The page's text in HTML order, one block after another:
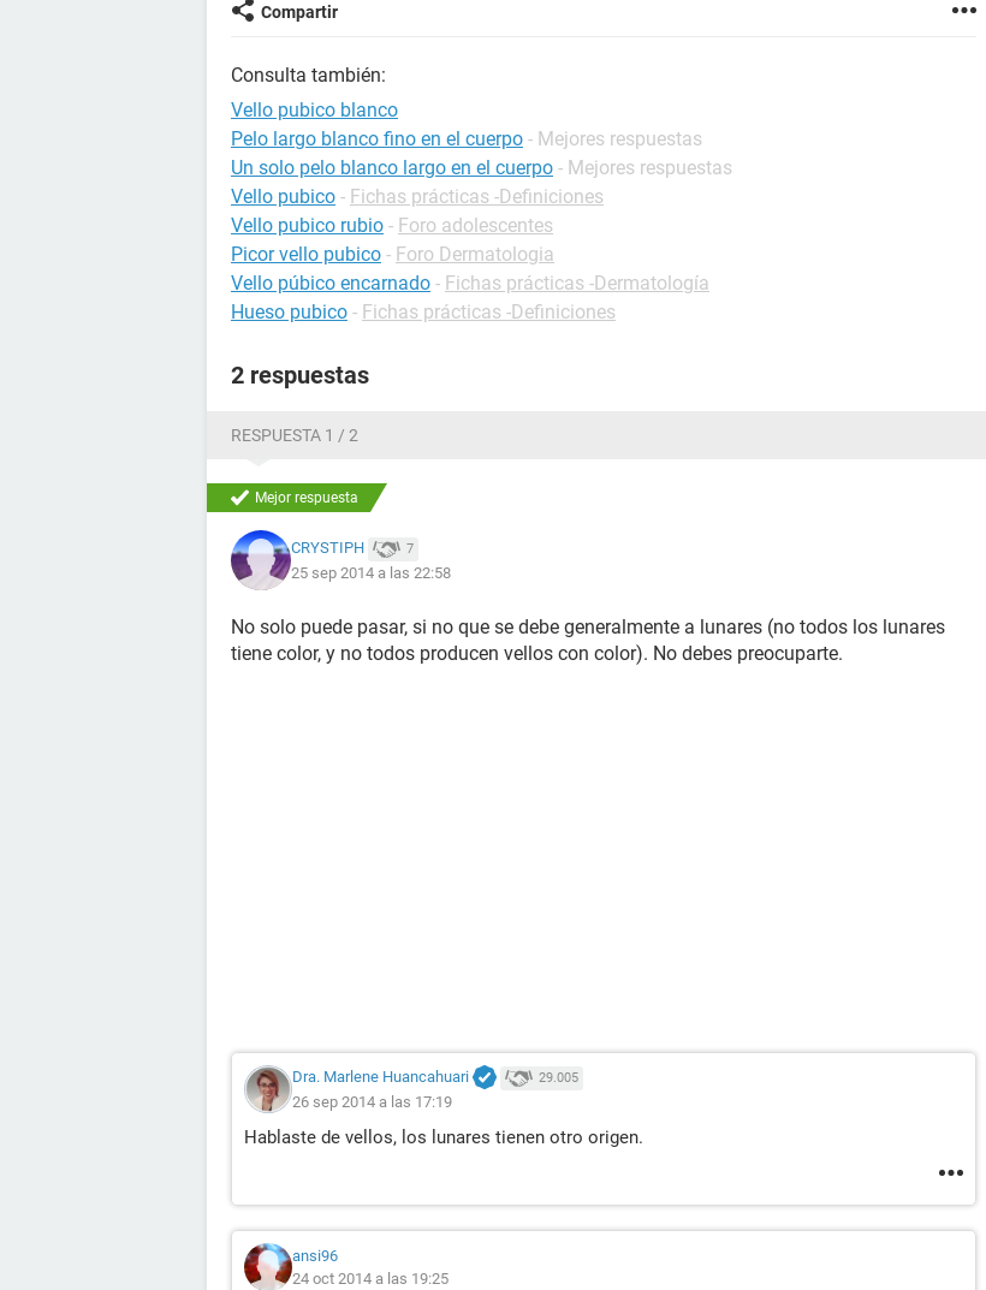
Compartir
Consulta también:
Vello pubico blanco
Pelo largo blanco fino en el cuerpo - Mejores respuestas
Un solo pelo blanco largo en el cuerpo - Mejores respuestas
Vello pubico - Fichas prácticas -Definiciones
Vello pubico rubio - Foro adolescentes
Picor vello pubico - Foro Dermatologia
Vello púbico encarnado - Fichas prácticas -Dermatología
Hueso pubico - Fichas prácticas -Definiciones
2 respuestas
RESPUESTA 1 / 2
Mejor respuesta
CRYSTIPH 7
25 sep 2014 a las 22:58
No solo puede pasar, si no que se debe generalmente a lunares (no todos los lunares
tiene color, y no todos producen vellos con color). No debes preocuparte.
Dra. Marlene Huancahuari 29.005
26 sep 2014 a las 17:19
Hablaste de vellos, los lunares tienen otro origen.
ansi96
24 oct 2014 a las 19:25